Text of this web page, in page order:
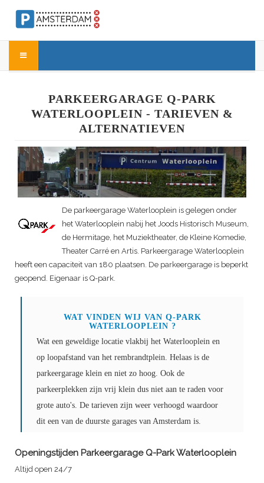
PARKEERGARAGE Q-PARK
WATERLOOPLEIN - TARIEVEN &
ALTERNATIEVEN
De parkeergarage Waterlooplein is gelegen onder
het Waterlooplein nabij het Joods Historisch Museum,
de Hermitage, het Muziektheater, de Kleine Komedie,
Theater Carré en Artis. Parkeergarage Waterlooplein
heeft een capaciteit van 180 plaatsen. De parkeergarage is beperkt
geopend. Eigenaar is Q-park.
WAT VINDEN WIJ VAN Q-PARK
WATERLOOPLEIN ?
Wat een geweldige locatie vlakbij het Waterlooplein en
op loopafstand van het rembrandtplein. Helaas is de
parkeergarage klein en niet zo hoog. Ook de
parkeerplekken zijn vrij klein dus niet aan te raden voor
grote auto's. De tarieven zijn weer verhoogd waardoor
dit een van de duurste garages van Amsterdam is.
Openingstijden Parkeergarage Q-Park Waterlooplein
Altijd open 24/7